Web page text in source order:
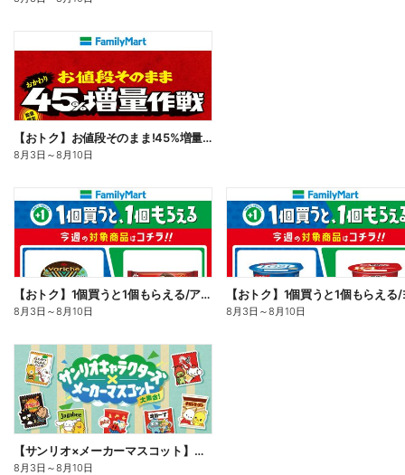
【おトク】お値段そのまま!45%増量作戦!
8月3日 ～8月10日
【おトク】1個買うと1個もらえる/アイス
8月3日 ～8月10日 8月3日 ～8月10日
【サンリオ×メーカーマスコット】オリジナルグッズ貰える!
8月3日 ～8月10日